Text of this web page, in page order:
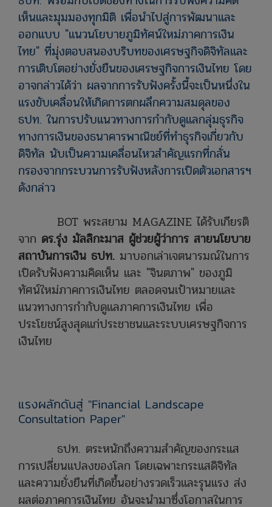
เห็นและมุมมองทุกมิติ เพื่อนำไปสู่การพัฒนาและ
ออกแบบ "แนวนโยบายภูมิทัศน์ใหม่ภาคการเงิน
ไทย" ที่มุ่งตอบสนองบริบทของเศรษฐกิจดิจิทัลและ
การเติบโตอย่างยั่งยืนของเศรษฐกิจการเงินไทย โดย
อาจกล่าวได้ว่า ผลจากการรับฟังครั้งนี้จะเป็นหนึ่งใน
แรงขับเคลื่อนให้เกิดการตกผลึกความสมดุลของ
ธปท. ในการปรับแนวทางการกำกับดูแลกลุ่มธุรกิจ
ทางการเงินของธนาคารพาณิชย์ที่ทำธุรกิจเกี่ยวกับ
ดิจิทัล นับเป็นความเคลื่อนไหวสำคัญแรกที่กลั่น
กรองจากกระบวนการรับฟังหลังการเปิดตัวเอกสารฯ
ดังกล่าว
BOT พระสยาม MAGAZINE ได้รับเกียรติ
จาก ดร.รุ่ง มัลลิกะมาส ผู้ช่วยผู้ว่าการ สายนโยบาย
สถาบันการเงิน ธปท. มาบอกเล่าเจตนารมณ์ในการ
เปิดรับฟังความคิดเห็น และ "จินตภาพ" ของภูมิ
ทัศน์ใหม่ภาคการเงินไทย ตลอดจนเป้าหมายและ
แนวทางการกำกับดูแลภาคการเงินไทย เพื่อ
ประโยชน์สูงสุดแก่ประชาชนและระบบเศรษฐกิจการ
เงินไทย
แรงผลักดันสู่ "Financial Landscape
Consultation Paper"
ธปท. ตระหนักถึงความสำคัญของกระแส
การเปลี่ยนแปลงของโลก โดยเฉพาะกระแสดิจิทัล
และความยั่งยืนที่เกิดขึ้นอย่างรวดเร็วและรุนแรง ส่ง
ผลต่อภาคการเงินไทย อันจะนำมาซึ่งโอกาสในการ